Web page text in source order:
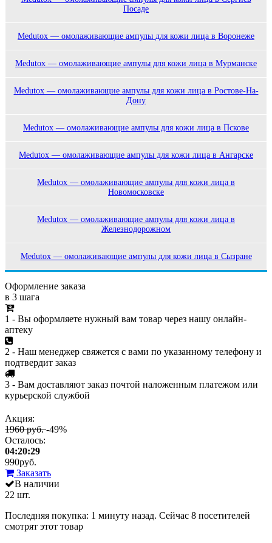
Посаде
Medutox — омолаживающие ампулы для кожи лица в Воронеже
Medutox — омолаживающие ампулы для кожи лица в Мурманске
Medutox — омолаживающие ампулы для кожи лица в Ростове-На-
Дону
Medutox — омолаживающие ампулы для кожи лица в Пскове
Medutox — омолаживающие ампулы для кожи лица в Ангарске
Medutox — омолаживающие ампулы для кожи лица в
Новомосковске
Medutox — омолаживающие ампулы для кожи лица в
Железнодорожном
Medutox — омолаживающие ампулы для кожи лица в Сызране
Оформление заказа
в 3 шага
1 - Вы оформляете нужный вам товар через нашу онлайн-
аптеку
2 - Наш менеджер свяжется с вами по указанному телефону и
подтвердит заказ
3 - Вам доставляют заказ почтой наложенным платежом или
курьерской службой
Акция:
1960 руб.-49%
Осталось:
04:20:29
990руб.
Заказать
В наличии
22 шт.
Последняя покупка: 1 минуту назад. Сейчас 8 посетителей
смотрят этот товар